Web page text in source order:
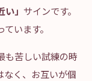
」 サインです。
います。
も苦しい試練の時
なく、お互いが個